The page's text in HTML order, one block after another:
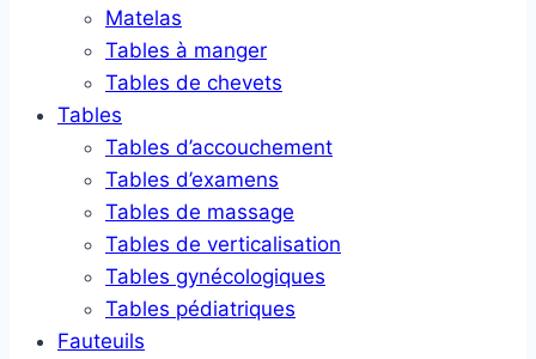
Matelas
Tables à manger
Tables de chevets
Tables
Tables d’accouchement
Tables d’examens
Tables de massage
Tables de verticalisation
Tables gynécologiques
Tables pédiatriques
Fauteuils